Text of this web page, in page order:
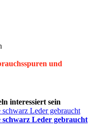
und
interessiert sein
Leder gebraucht